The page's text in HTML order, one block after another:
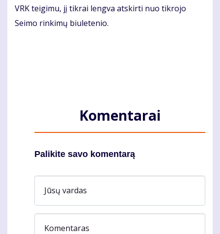
VRK teigimu, jį tikrai lengva atskirti nuo tikrojo
Seimo rinkimų biuletenio.
Komentarai
Palikite savo komentarą
Jūsų vardas
Komentaras